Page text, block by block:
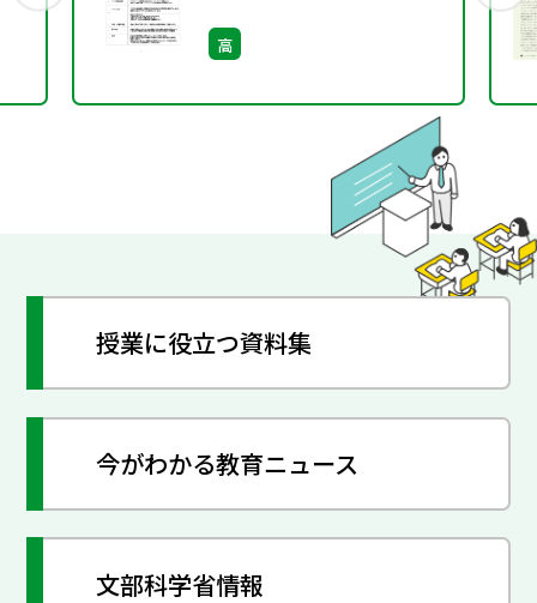
済」一問一答集
高
授業に役立つ資料集
今がわかる教育ニュース
文部科学省情報